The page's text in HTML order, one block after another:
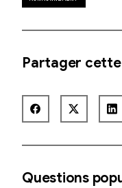
Partager
Questions